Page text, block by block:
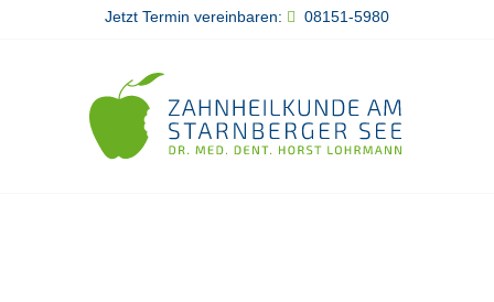
Jetzt Termin vereinbaren: 08151-5980